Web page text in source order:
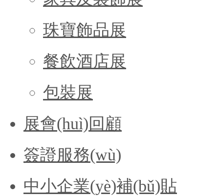
珠寶飾品展
餐飲酒店展
包裝展
展會(huì)回顧
簽證服務(wù)
中小企業(yè)補(bǔ)貼